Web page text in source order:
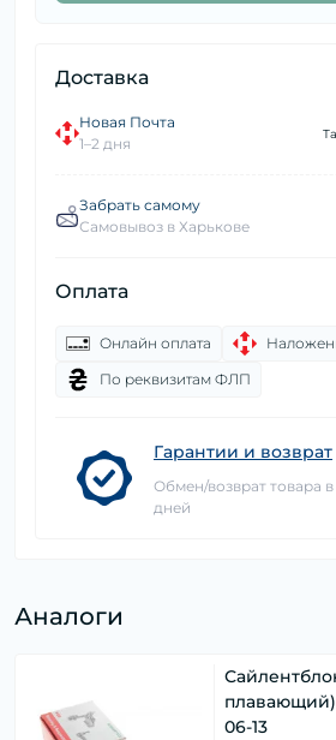
Доставка
Новая Почта
1–2 дня
Забрать самому
Самовывоз в Харькове
Оплата
Онлайн оплата
По реквизитам ФЛП
Гарантии и возврат
Обмен/возврат товара в
дней
Аналоги
плавающий)
06-13